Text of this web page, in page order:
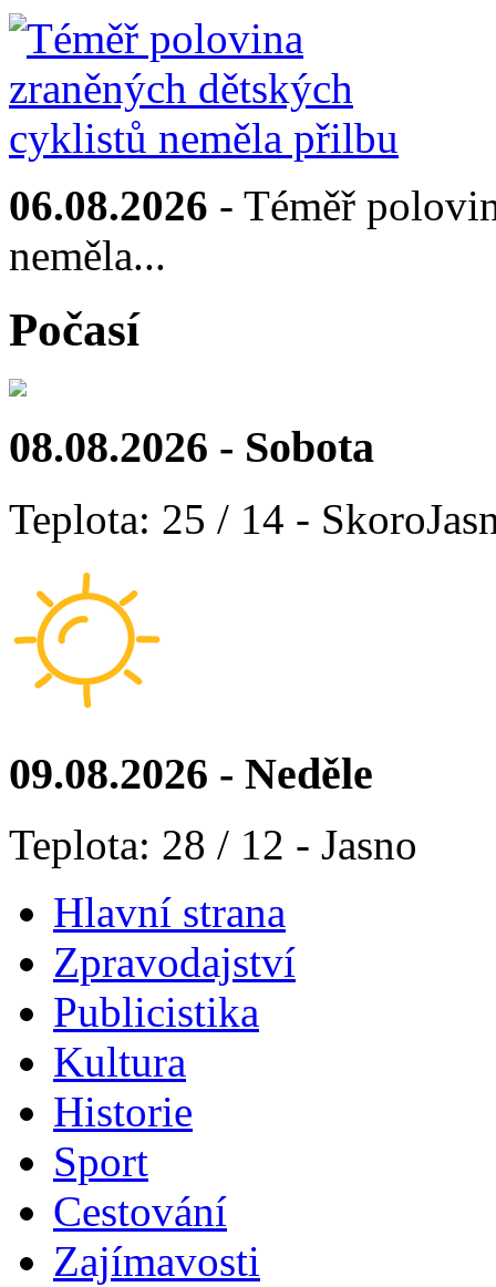
06.08.2026 - Téměř
neměla...
Počasí
08.08.2026 - Sobota
Teplota: 25 / 14 -
09.08.2026 - Neděle
Teplota: 28 / 12 - Jasno
Hlavní strana
Zpravodajství
Publicistika
Kultura
Historie
Sport
Cestování
Zajímavosti